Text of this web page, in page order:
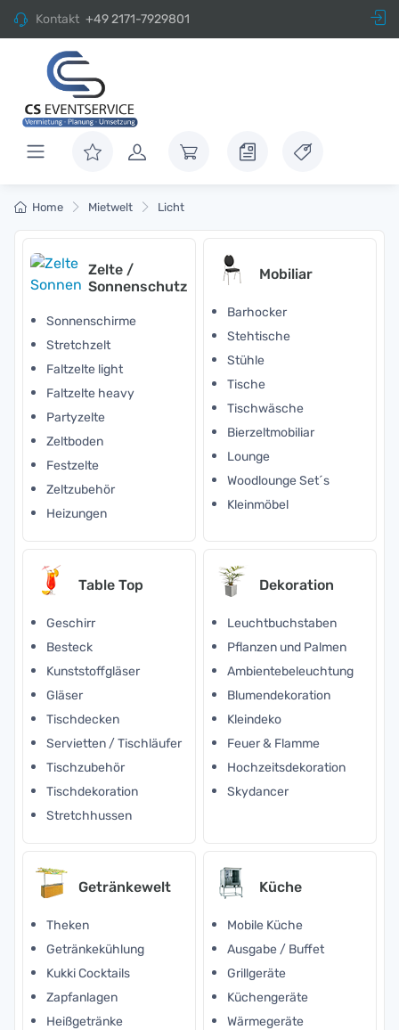
Kontakt +49 2171-7929801
Home Mietwelt Licht
Zelte /
Sonnenschutz
Sonnenschirme
Stretchzelt
Faltzelte light
Faltzelte heavy
Partyzelte
Zeltboden
Festzelte
Zeltzubehör
Heizungen
Mobiliar
Barhocker
Stehtische
Stühle
Tische
Tischwäsche
Bierzeltmobiliar
Lounge
Woodlounge Set´s
Kleinmöbel
Table Top
Geschirr
Besteck
Kunststoffgläser
Gläser
Tischdecken
Servietten / Tischläufer
Tischzubehör
Tischdekoration
Stretchhussen
Dekoration
Leuchtbuchstaben
Pflanzen und Palmen
Ambientebeleuchtung
Blumendekoration
Kleindeko
Feuer & Flamme
Hochzeitsdekoration
Skydancer
Getränkewelt
Theken
Getränkekühlung
Kukki Cocktails
Zapfanlagen
Heißgetränke
Küche
Mobile Küche
Ausgabe / Buffet
Grillgeräte
Küchengeräte
Wärmegeräte